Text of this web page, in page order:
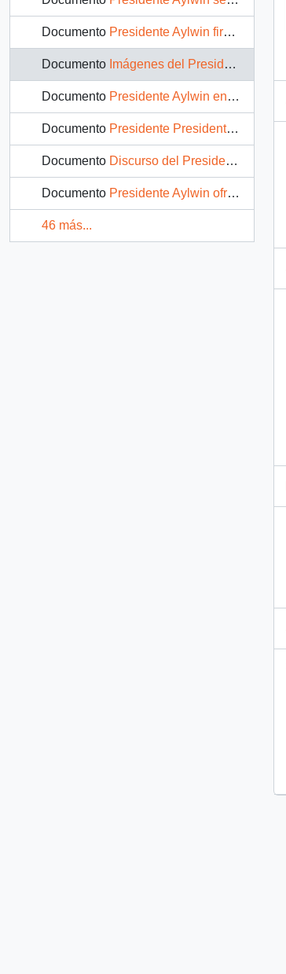
Documento Presidente Aylwin firma tratado comercial con Malasia: video
Documento Imágenes del Presidente Aylwin en gira por Malasia: video
Documento Presidente Aylwin en cena oficial con el Sultán Azlan Shah de Perak: video
Documento Presidente Presidente Aylwin recibe honores en el Monumento Nacional a los Héroes de la Causa de la Paz e Independencia, en Kuala Lumpur: video
Documento Discurso del Presidente Aylwin en gira oficial en Malasia: video
Documento Presidente Aylwin ofrece discurso en Malasia: video
46 más...